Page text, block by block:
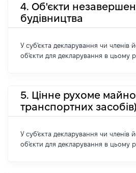
4. Об'єкти
будівництва
У суб'єкта декларування чи членів
об'єкти для декларування в цьому
5. Цінне рухоме майно
транспортних засобів)
У суб'єкта декларування чи членів
об'єкти для декларування в цьому